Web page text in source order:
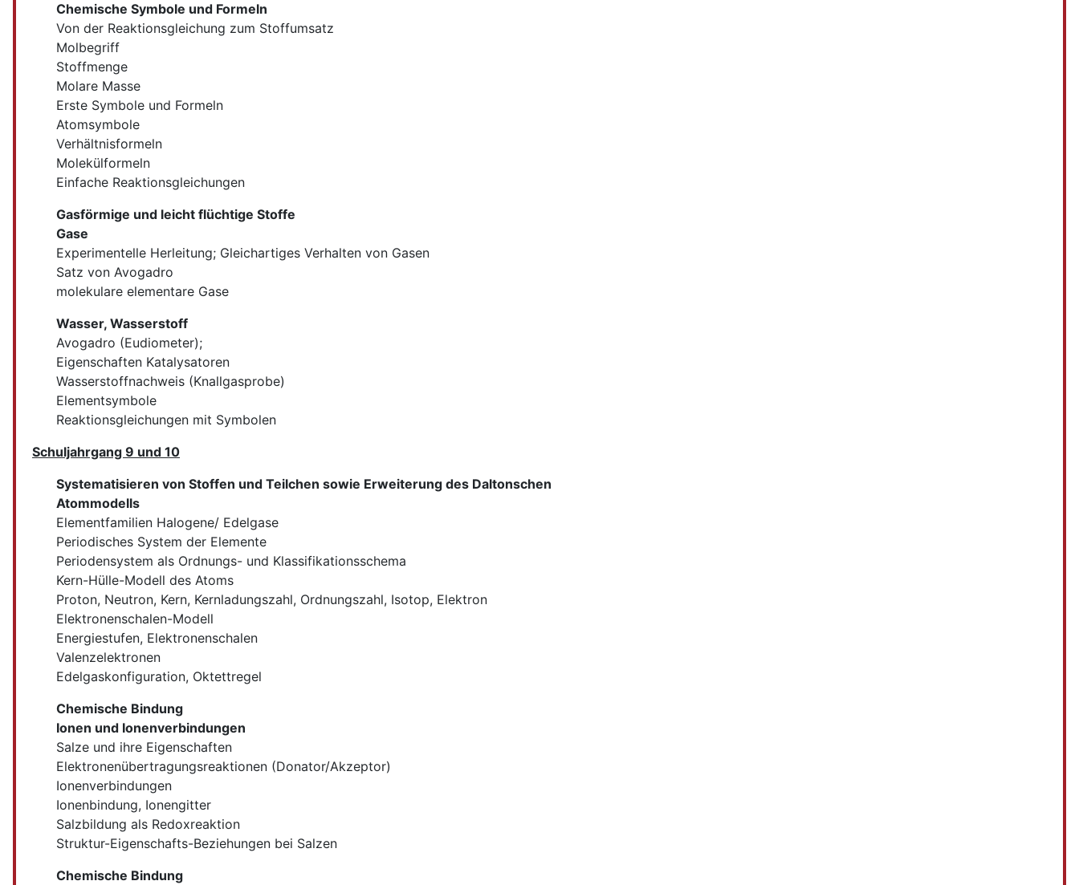
Chemische Symbole und Formeln
Von der Reaktionsgleichung zum Stoffumsatz
Molbegriff
Stoffmenge
Molare Masse
Erste Symbole und Formeln
Atomsymbole
Verhältnisformeln
Molekülformeln
Einfache Reaktionsgleichungen
Gasförmige und leicht flüchtige Stoffe
Gase
Experimentelle Herleitung; Gleichartiges Verhalten von Gasen
Satz von Avogadro
molekulare elementare Gase
Wasser, Wasserstoff
Avogadro (Eudiometer);
Eigenschaften Katalysatoren
Wasserstoffnachweis (Knallgasprobe)
Elementsymbole
Reaktionsgleichungen mit Symbolen
Schuljahrgang 9 und 10
Systematisieren von Stoffen und Teilchen sowie Erweiterung des Daltonschen
Atommodells
Elementfamilien Halogene/ Edelgase
Periodisches System der Elemente
Periodensystem als Ordnungs- und Klassifikationsschema
Kern-Hülle-Modell des Atoms
Proton, Neutron, Kern, Kernladungszahl, Ordnungszahl, Isotop, Elektron
Elektronenschalen-Modell
Energiestufen, Elektronenschalen
Valenzelektronen
Edelgaskonfiguration, Oktettregel
Chemische Bindung
Ionen und Ionenverbindungen
Salze und ihre Eigenschaften
Elektronenübertragungsreaktionen (Donator/Akzeptor)
Ionenverbindungen
Ionenbindung, Ionengitter
Salzbildung als Redoxreaktion
Struktur-Eigenschafts-Beziehungen bei Salzen
Chemische Bindung